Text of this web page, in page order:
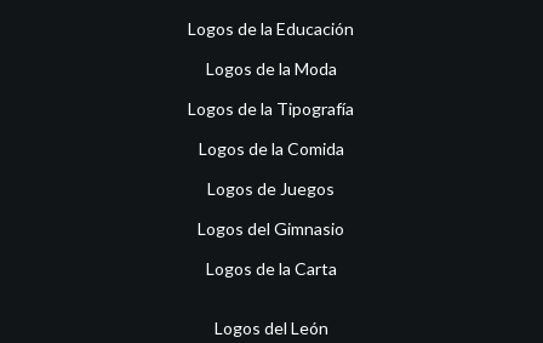
Logos de la Educación
Logos de la Moda
Logos de la Tipografía
Logos de la Comida
Logos de Juegos
Logos del Gimnasio
Logos de la Carta
Logos del León